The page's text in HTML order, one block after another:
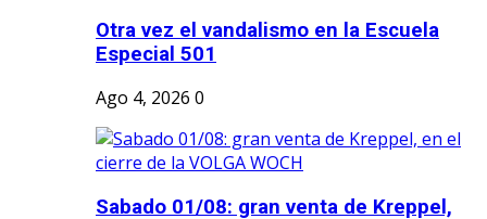
Otra vez el vandalismo en la Escuela
Especial 501
Ago 4, 2026 0
Sabado 01/08: gran venta de Kreppel,